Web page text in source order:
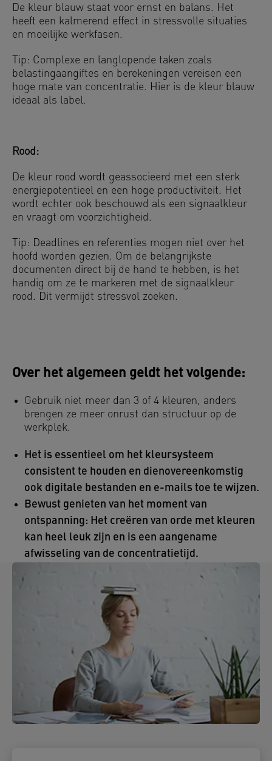
De kleur blauw staat voor ernst en balans. Het
heeft een kalmerend effect in stressvolle situaties
en moeilijke werkfasen.
Tip: Complexe en langlopende taken zoals
belastingaangiftes en berekeningen vereisen een
hoge mate van concentratie. Hier is de kleur blauw
ideaal als label.
Rood:
De kleur rood wordt geassocieerd met een sterk
energiepotentieel en een hoge productiviteit. Het
wordt echter ook beschouwd als een signaalkleur
en vraagt om voorzichtigheid.
Tip: Deadlines en referenties mogen niet over het
hoofd worden gezien. Om de belangrijkste
documenten direct bij de hand te hebben, is het
handig om ze te markeren met de signaalkleur
rood. Dit vermijdt stressvol zoeken.
Over het algemeen geldt het volgende:
Gebruik niet meer dan 3 of 4 kleuren, anders
brengen ze meer onrust dan structuur op de
werkplek.
Het is essentieel om het kleursysteem
consistent te houden en dienovereenkomstig
ook digitale bestanden en e-mails toe te wijzen.
Bewust genieten van het moment van
ontspanning: Het creëren van orde met kleuren
kan heel leuk zijn en is een aangename
afwisseling van de concentratietijd.